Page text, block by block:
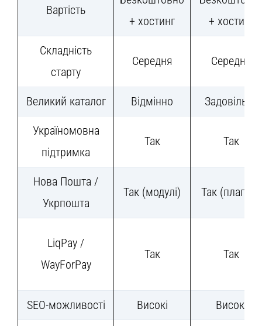
Вартість
+ хостинг
+ хостинг
Складність
старту
Середня Середня
Великий каталог Відмінно Задовільно
Україномовна
підтримка
Так Так
Нова Пошта /
Укрпошта
Так (модулі) Так (плагіни)
LiqPay /
WayForPay
Так Так
SEO-можливості Високі Високі